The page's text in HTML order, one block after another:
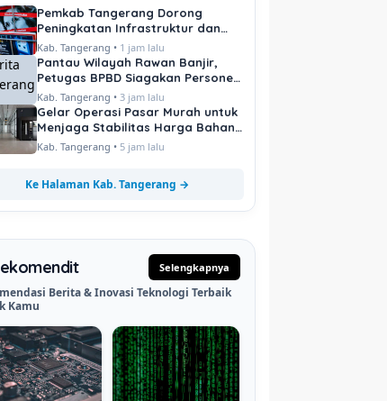
Pemkab Tangerang Dorong
Peningkatan Infrastruktur dan
Pelayanan Publik
Kab. Tangerang • 1 jam lalu
Pantau Wilayah Rawan Banjir,
Petugas BPBD Siagakan Personel
di Titik Kritis
Kab. Tangerang •3 jam lalu
Gelar Operasi Pasar Murah untuk
Menjaga Stabilitas Harga Bahan
Pokok
Kab. Tangerang • 5 jam lalu
Ke Halaman Kab. Tangerang →
Selengkapnya
Berita & Inovasi Teknologi Terbaik
Kamu